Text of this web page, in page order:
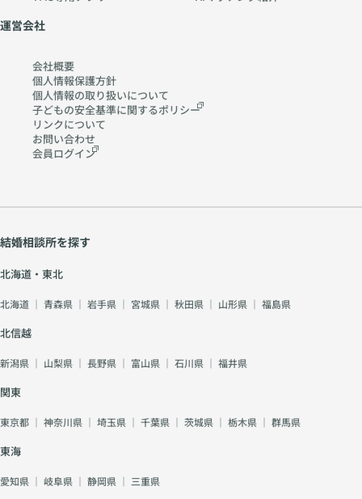
運営会社
会社概要
個人情報保護方針
個人情報の取り扱いについて
子どもの安全基準に関するポリシー
リンクについて
お問い合わせ
会員ログイン
結婚相談所を探す
北海道・東北
北海道 ｜ 青森県 ｜ 岩手県 ｜ 宮城県 ｜ 秋田県 ｜ 山形県 ｜ 福島県
北信越
新潟県 ｜ 山梨県 ｜ 長野県 ｜ 富山県 ｜ 石川県 ｜ 福井県
関東
東京都 ｜ 神奈川県 ｜ 埼玉県 ｜ 千葉県 ｜ 茨城県 ｜ 栃木県 ｜ 群馬県
東海
愛知県 ｜ 岐阜県 ｜ 静岡県 ｜ 三重県